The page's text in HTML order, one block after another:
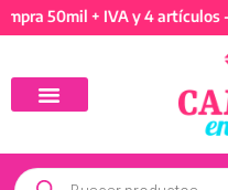
50mil + IVA y 4 artículos -